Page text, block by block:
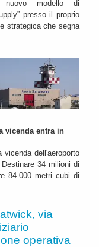
nuovo modello di
presso il proprio
strategica che segna
vicenda entra in
dell'aeroporto
34 milioni di
84.000 metri cubi di
via
operativa